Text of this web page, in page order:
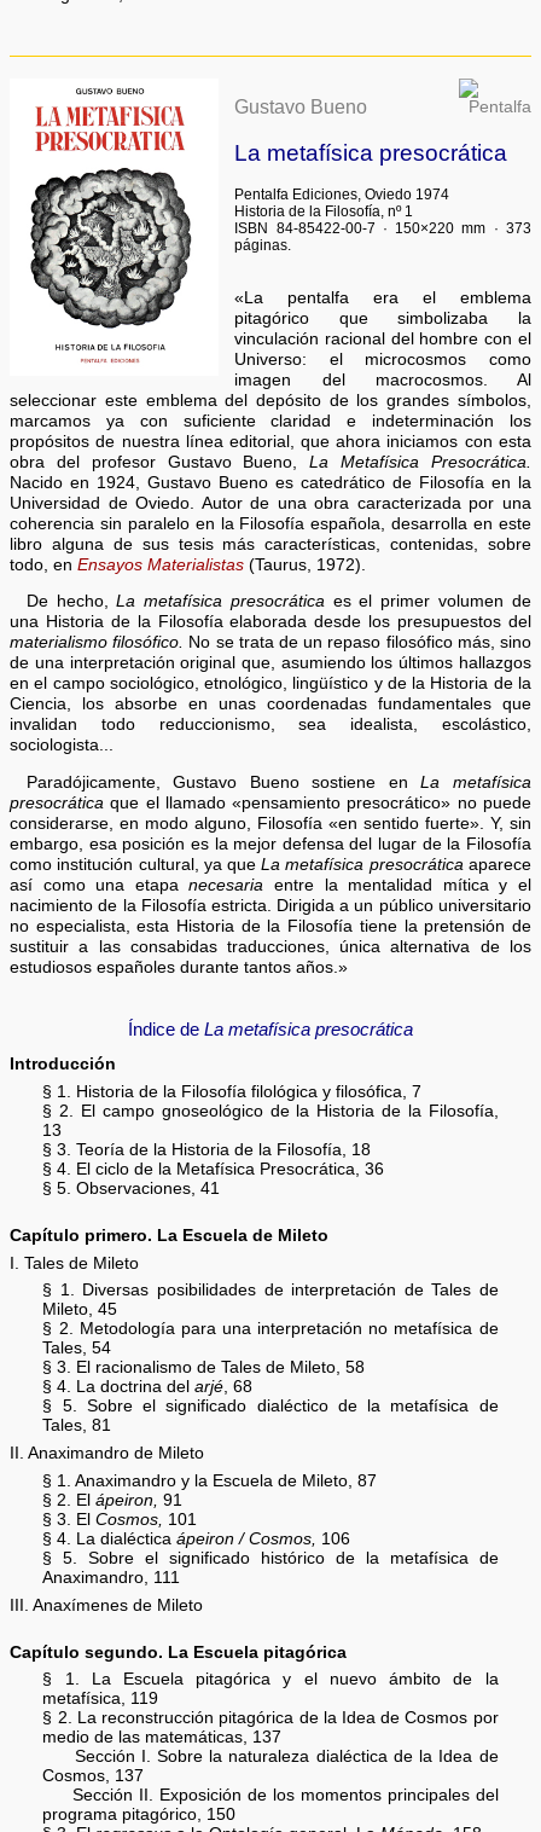
Gustavo Bueno
La metafísica presocrática
Pentalfa Ediciones, Oviedo 1974
Historia de la Filosofía, nº 1
ISBN 84-85422-00-7 · 150×220 mm · 373
páginas.
«La pentalfa era el emblema
pitagórico que simbolizaba la
vinculación racional del hombre con el
Universo: el microcosmos como
imagen del macrocosmos. Al
seleccionar este emblema del depósito de los grandes símbolos,
marcamos ya con suficiente claridad e indeterminación los
propósitos de nuestra línea editorial, que ahora iniciamos con esta
obra del profesor Gustavo Bueno,La Metafísica Presocrática.
Nacido en 1924, Gustavo Bueno es catedrático de Filosofía en la
Universidad de Oviedo. Autor de una obra caracterizada por una
coherencia sin paralelo en la Filosofía española, desarrolla en este
libro alguna de sus tesis más características, contenidas, sobre
todo, enEnsayos Materialistas (Taurus, 1972).
De hecho,La metafísica presocráticaes el primer volumen de
una Historia de la Filosofía elaborada desde los presupuestos del
materialismo filosófico. No se trata de un repaso filosófico más, sino
de una interpretación original que, asumiendo los últimos hallazgos
en el campo sociológico, etnológico, lingüístico y de la Historia de la
Ciencia, los absorbe en unas coordenadas fundamentales que
invalidan todo reduccionismo, sea idealista, escolástico,
sociologista...
Paradójicamente, Gustavo Bueno sostiene enLa metafísica
presocrática que el llamado «pensamiento presocrático» no puede
considerarse, en modo alguno, Filosofía «en sentido fuerte». Y, sin
embargo, esa posición es la mejor defensa del lugar de la Filosofía
como institución cultural, ya queLa metafísica presocrática aparece
así como una etapanecesaria entre la mentalidad mítica y el
nacimiento de la Filosofía estricta. Dirigida a un público universitario
no especialista, esta Historia de la Filosofía tiene la pretensión de
sustituir a las consabidas traducciones, única alternativa de los
estudiosos españoles durante tantos años.»
Índice de La metafísica presocrática
Introducción
§ 1. Historia de la Filosofía filológica y filosófica, 7
§ 2. El campo gnoseológico de la Historia de la Filosofía,
13
§ 3. Teoría de la Historia de la Filosofía, 18
§ 4. El ciclo de la Metafísica Presocrática, 36
§ 5. Observaciones, 41
Capítulo primero. La Escuela de Mileto
I. Tales de Mileto
§ 1. Diversas posibilidades de interpretación de Tales de
Mileto, 45
§ 2. Metodología para una interpretación no metafísica de
Tales, 54
§ 3. El racionalismo de Tales de Mileto, 58
§ 4. La doctrina delarjé, 68
§ 5. Sobre el significado dialéctico de la metafísica de
Tales, 81
II. Anaximandro de Mileto
§ 1. Anaximandro y la Escuela de Mileto, 87
§ 2. Elápeiron, 91
§ 3. ElCosmos, 101
§ 4. La dialécticaápeiron / Cosmos, 106
§ 5. Sobre el significado histórico de la metafísica de
Anaximandro, 111
III. Anaxímenes de Mileto
Capítulo segundo. La Escuela pitagórica
§ 1. La Escuela pitagórica y el nuevo ámbito de la
metafísica, 119
§ 2. La reconstrucción pitagórica de la Idea de Cosmos por
medio de las matemáticas, 137
Sección I. Sobre la naturaleza dialéctica de la Idea de
Cosmos, 137
Sección II. Exposición de los momentos principales del
programa pitagórico, 150